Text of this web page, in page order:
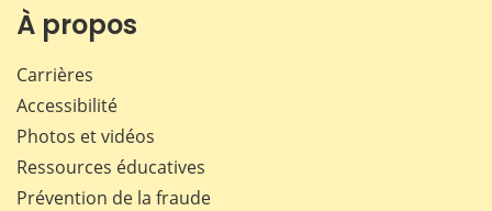
À propos
Carrières
Accessibilité
Photos et vidéos
Ressources éducatives
Prévention de la fraude